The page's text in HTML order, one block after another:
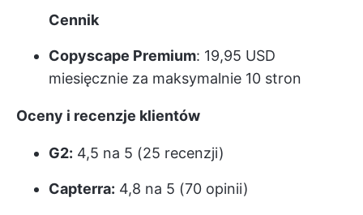
Cennik
Copyscape Premium: 19,95 USD
miesięcznie za maksymalnie 10 stron
Oceny i recenzje klientów
G2: 4,5 na 5 (25 recenzji)
Capterra: 4,8 na 5 (70 opinii)